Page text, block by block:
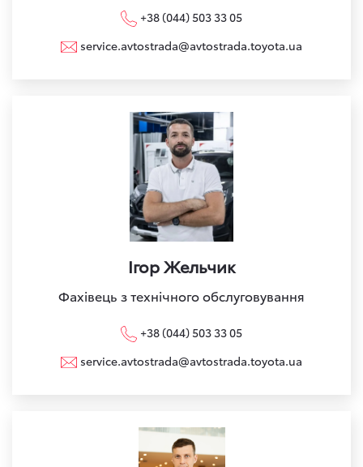
+38 (044) 503 33 05
service.avtostrada@avtostrada.toyota.ua
Ігор Жельчик
Фахівець з технічного обслуговування
+38 (044) 503 33 05
service.avtostrada@avtostrada.toyota.ua